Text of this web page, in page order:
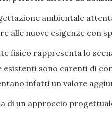
ambientale
alle nuove esigenze con
fisico rappresenta lo
sono carenti di
infatti un valore
di un approccio